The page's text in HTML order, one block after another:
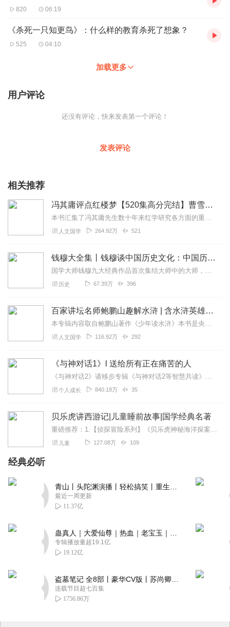
820 06:19
《杀死一只知更鸟》：什么样的教育杀死了想象？
525 04:10
加载更多
用户评论
还没有评论，快来发表第一个评论！
发表评论
相关推荐
冯其庸评点红楼梦【520集高分完结】曹雪芹原文+解读双播版 | 人文国学经典四大名著
本书汇集了冯其庸先生数十年来红学研究各方面的重要成果，是对红楼的全面解读。以《脂砚斋重评石头记》（庚辰本）为底本，以甲戌、己卯、列藏、蒙府、戚序等本为校本，并参...
人文国学 264.92万 521
钱穆大全集丨钱穆谈中国历史文化：中国历史精神丨国学大师钱穆经典名著合集丨中国历代政治得失国史新论国史大纲
国学大师钱穆九大经典作品首次集结大师中的大师，经典中的经典怀抱温情与敬意，守护历史，照亮当下多一个人读钱穆，多一个人传承中华文化钱穆，字宾四。江苏无锡人。中国近...
历史 67.39万 396
百家讲坛名师鲍鹏山趣解水浒 | 含水浒英雄谱 | 四大名著国学人文经典
本专辑内容取自鲍鹏山著作《少年读水浒》本书是央视《百家讲坛》主讲嘉宾、中国当代“水浒”讲评大家鲍鹏山，专为青少年创作的解读《水浒传》的系列作品。作者打破原著的故...
人文国学 116.92万 292
《与神对话1》l 送给所有正在痛苦的人
《与神对话2》请移步专辑《与神对话2等智慧共读》作者：尼尔•唐纳德•沃尔什《与神对话》丛书共有九部作品，第一部是1995年在美国出版的《与神对话1》。该书出版...
个人成长 840.18万 35
贝乐虎讲西游记|儿童睡前故事|国学经典名著
重磅推荐：1.【侦探冒险系列】《贝乐虎神秘海洋探案记丨侦探冒险故事丨科普百科》《贝乐虎之历史大侦探丨国学启蒙丨侦探冒险故事》2.【经典名著系列】《贝乐虎讲西游记...
儿童 127.08万 109
经典必听
最近一周更新
11.37亿
专辑播放量超19.1亿
19.12亿
连载节目超七百集
1756.86万